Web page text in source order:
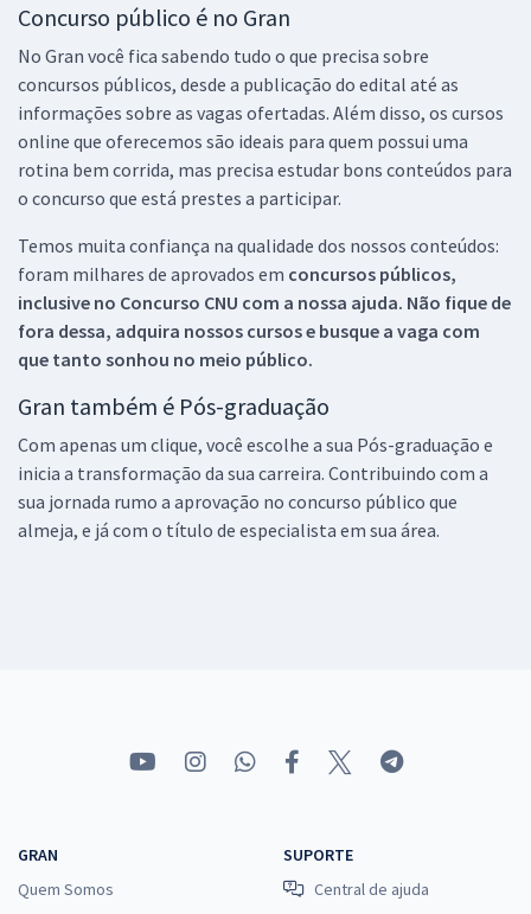
Concurso público é no Gran
No Gran você fica sabendo tudo o que precisa sobre
concursos públicos, desde a publicação do edital até as
informações sobre as vagas ofertadas. Além disso, os cursos
online que oferecemos são ideais para quem possui uma
rotina bem corrida, mas precisa estudar bons conteúdos para
o concurso que está prestes a participar.
Temos muita confiança na qualidade dos nossos conteúdos:
foram milhares de aprovados em concursos públicos,
inclusive no Concurso CNU com a nossa ajuda. Não fique de
fora dessa, adquira nossos cursos e busque a vaga com
que tanto sonhou no meio público.
Gran também é Pós-graduação
Com apenas um clique, você escolhe a sua Pós-graduação e
inicia a transformação da sua carreira. Contribuindo com a
sua jornada rumo a aprovação no concurso público que
almeja, e já com o título de especialista em sua área.
GRAN
Quem Somos
SUPORTE
Central de ajuda